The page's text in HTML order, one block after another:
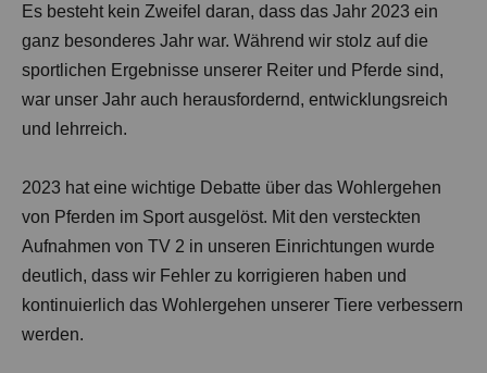
Es besteht kein Zweifel daran, dass das Jahr 2023 ein
ganz besonderes Jahr war. Während wir stolz auf die
sportlichen Ergebnisse unserer Reiter und Pferde sind,
war unser Jahr auch herausfordernd, entwicklungsreich
und lehrreich.
2023 hat eine wichtige Debatte über das Wohlergehen
von Pferden im Sport ausgelöst. Mit den versteckten
Aufnahmen von TV 2 in unseren Einrichtungen wurde
deutlich, dass wir Fehler zu korrigieren haben und
kontinuierlich das Wohlergehen unserer Tiere verbessern
werden.